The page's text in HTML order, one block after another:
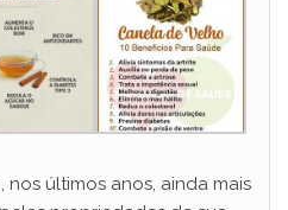
últimos anos, ainda mais